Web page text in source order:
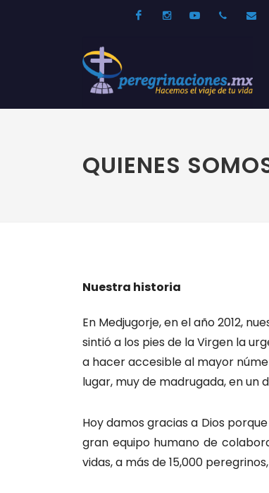
FacebookInstagramYoutube52 33
QUIENES
Nuestra historia
En Medjugorje, en el año 2012,
sintió a los pies de la Virgen la
a hacer accesible al mayor
lugar, muy de madrugada, en un
Hoy damos gracias a Dios
gran equipo humano de
vidas, a más de 15,000